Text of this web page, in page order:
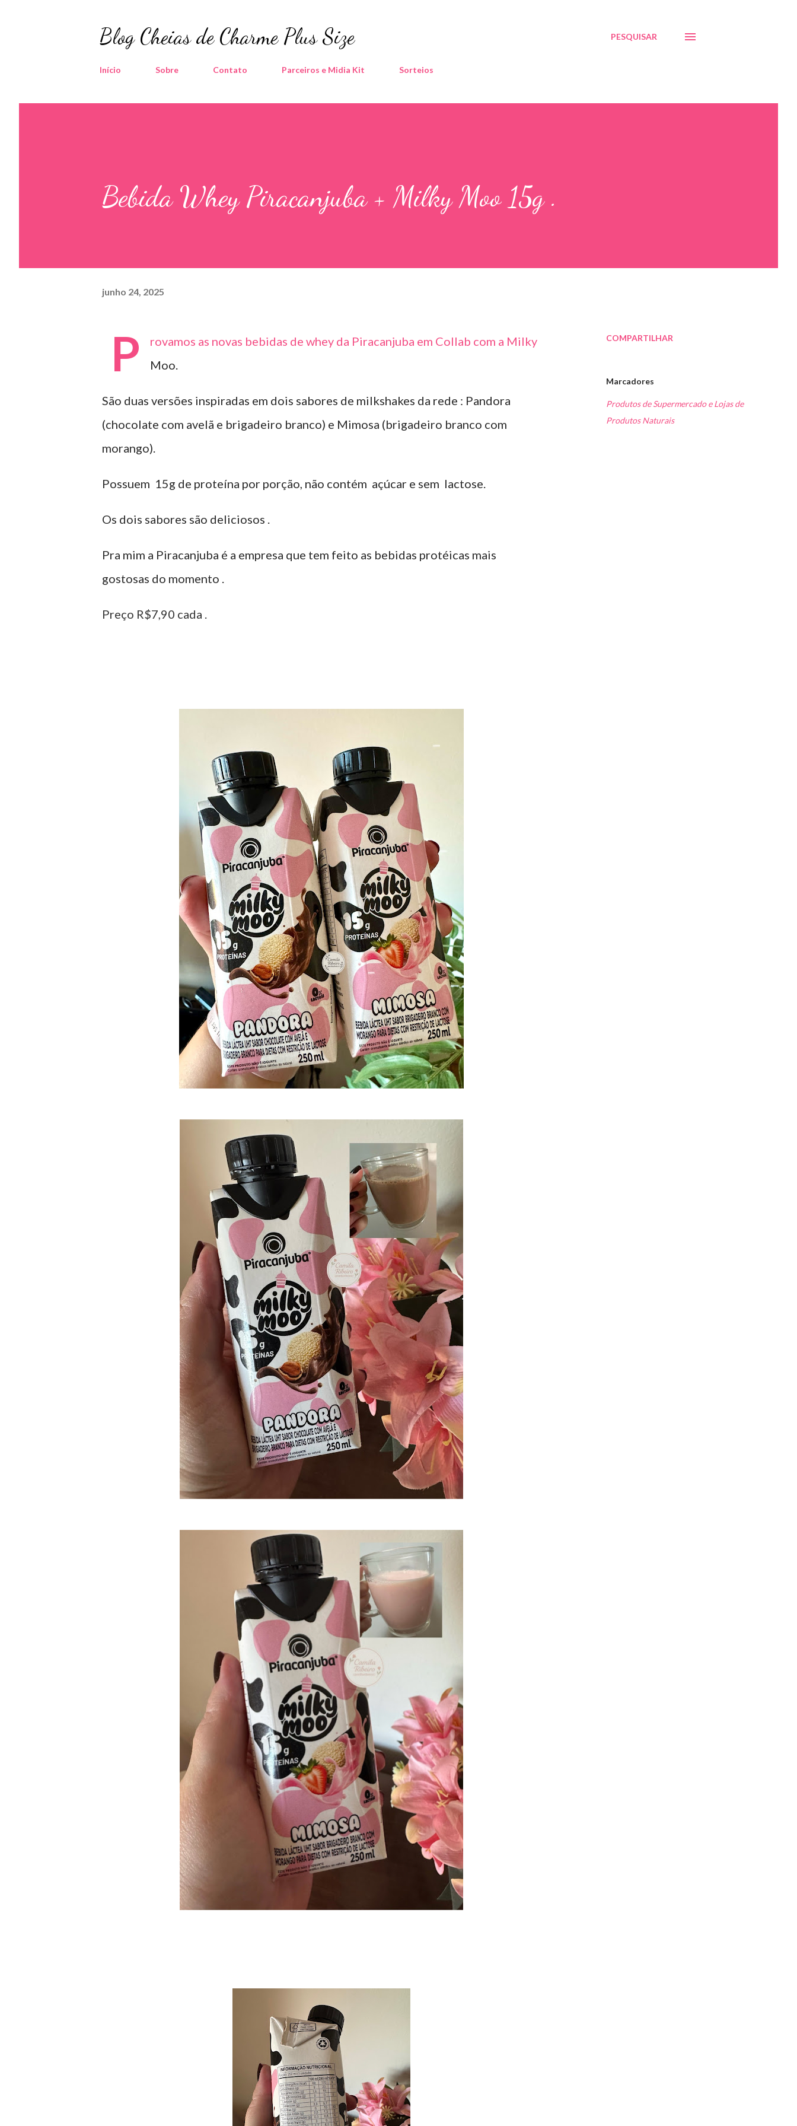
Blog Cheias de Charme Plus Size PESQUISAR
Início Sobre Contato Parceiros e Midia Kit Sorteios
Bebida Whey Piracanjuba + Milky Moo 15g .
junho 24, 2025
P
rovamos as novas bebidas de whey da Piracanjuba em Collab com a Milky
Moo.
São duas versões inspiradas em dois sabores de milkshakes da rede : Pandora
(chocolate com avelã e brigadeiro branco) e Mimosa (brigadeiro branco com
morango).
Possuem 15g de proteína por porção, não contém açúcar e sem lactose.
Os dois sabores são deliciosos .
Pra mim a Piracanjuba é a empresa que tem feito as bebidas protéicas mais
gostosas do momento .
Preço R$7,90 cada .
COMPARTILHAR
Marcadores
Produtos de Supermercado e Lojas de
Produtos Naturais